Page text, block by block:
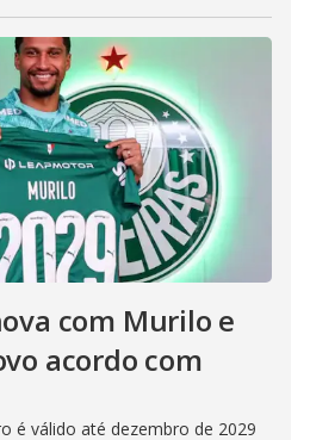
com Murilo e
acordo com
é válido até dezembro de 2029